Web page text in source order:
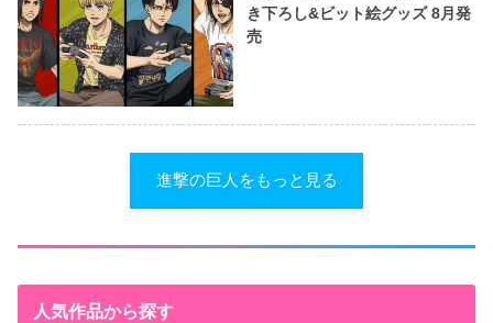
き下ろし&ビット絵グッズ 8月発
売
進撃の巨人をもっと見る
人気作品から探す